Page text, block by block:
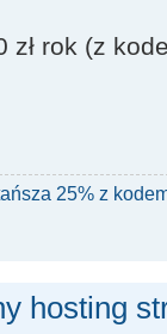
zł rok (z
25% z
hosting